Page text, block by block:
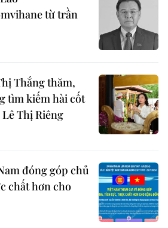
từ trần
Thắng thăm,
tìm kiếm hài cốt
Thị Riêng
đóng góp chủ
chất hơn cho